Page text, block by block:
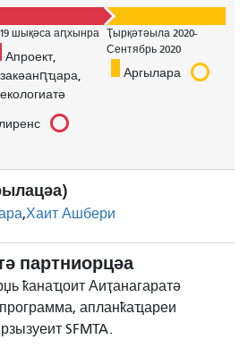
шықәса аԥхынра
Апроект,
Ҭырқәтәыла 2020-
Сентябрь 2020
Аргылара
Хаит Ашбери
партниорцәа
ҟанаҵоит Аиҭанагаратә
апланҟаҵареи
SFMTA.